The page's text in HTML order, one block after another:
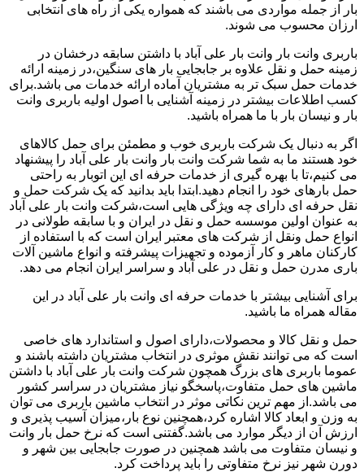
بار از جمله مواردی می باشند که همواره یکی از راه های انتخابی
ارزان محسوب می شوند.
باربری وانت بار وانت بار علی آباد با داشتن سابقه درخشان در
زمینه حمل و نقل علاوه بر جابجایی بار های سنگین،در زمینه ارائه
خدمات حمل سبک تر به مشتریان آماده ارائه خدمات می باشد.برای
کسب اطلاعات بیشتر در زمینه آشنایی با اصول اولیه باربری وانت
بار و نیسان بار با ما همراه باشید.
اگر به دنبال یک شرکت باربری خوب و مطمئن برای حمل کالاهای
خود هستند ما به شما شرکت وانت بار وانت بار علی آباد را پیشنهاد
می کنیم،تا با بهره گیری از خدمات حرفه ای این اتوبار به راحتی
حمل بارهای خود را انجام دهید.ابتدا باید بدانید که یک شرکت حمل و
نقل حرفه ای دارای چه ویژگی هایی است،شرکت وانت بار علی آباد
به عنوان اولین موسسه حمل و نقل در ایران و با سابقه طولانی در
انواع حمل ونقل از شرکت های معتبر ایران است که با استفاده از
کارکنان ماهر و کار آزموده و تجهیزات پیشرفته و انواع ماشین آلات
باری مدرن حمل و نقل در علی آباد و سراسر ایران انجام می دهد.
برای آشنایی بیشتر با خدمات حرفه ای وانت بار علی آباد در این
مقاله همراه ما باشید.
حمل و نقل کالا و محصولات،دارای اصول و استاندارد های خاصی
است که می توانند نقش موثری در انتخاب مشتریان داشته باشند و
عموما باربری های بزرگ همچون شرکت وانت بار علی آباد با داشتن
ماشین های حمل متفاوت،پاسخگو نیاز مشتریان در سراسر کشور
می باشد.از مهم ترین نکاتی موثر در انتخاب ماشین باربری می توان
به وزن و ابعاد کالا اشاره کرد،همچنین نوع بار،میزان آسیب پذیری و
ارزش آن از دیگر موارد می باشد.گفتنی است که نرخ حمل بار وانت
و نیسان متفاوت می باشد همچنین در صورت جابجایی بین شهر و
دورن شهر نیز نرخ متفاوتی را باید پرداخت کرد.